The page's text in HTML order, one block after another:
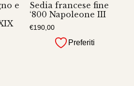
e
Sedia francese fine
‘800 Napoleone III
€190,00
Preferiti